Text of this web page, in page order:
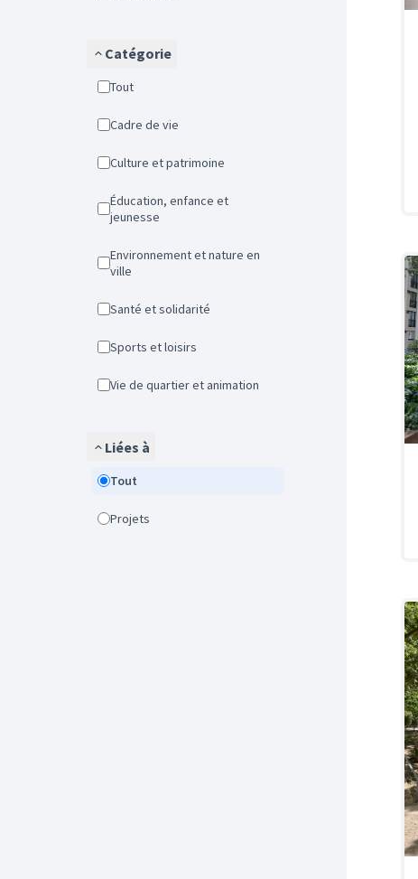
Catégorie
Tout
Cadre de vie
Culture et patrimoine
Éducation, enfance et
jeunesse
Environnement et nature en
ville
Santé et solidarité
Sports et loisirs
Vie de quartier et animation
Liées à
Tout
Projets